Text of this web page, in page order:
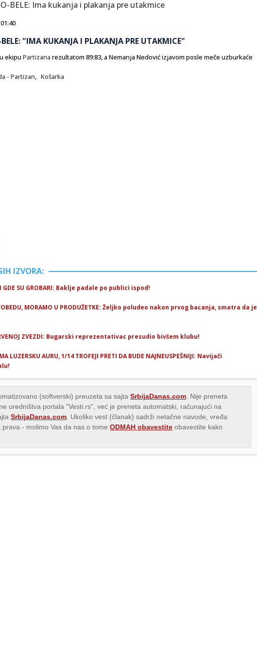
"IMA KUKANJA I PLAKANJA PRE UTAKMICE"
ekipu Partizana rezultatom 89:83, a Nemanja Nedović izjavom posle meče uzburkaće
- Partizan, Košarka
IZVORA:
GDE SU GROBARI: Baklje padale po publici ispod!
POBEDU, MORAMO U PRODUŽETKE: Željko poludeo nakon prvog bacanja, smatra da je
ZVEZDI: Bugarski reprezentativac presudio bivšem klubu!
LUZERSKU AURU, 1/14 TROFEJI PRETI DA BUDE NAJNEUSPEŠNIJI: Navijači
(softverski) preuzeta sa sajta SrbijaDanas.com . Nije preneta
uredništva portala "Vesti.rs", već je preneta automatski, računajući na
SrbijaDanas.com . Ukoliko vest (članak) sadrži netačne navode, vređa
- molimo Vas da nas o tome ODMAH obavestite obavestite kako